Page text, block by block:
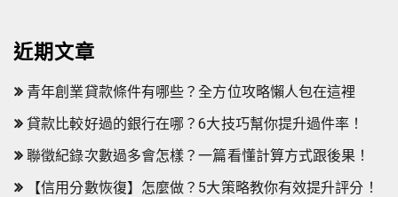
近期文章
青年創業貸款條件有哪些？全方位攻略懶人包在這裡
貸款比較好過的銀行在哪？6大技巧幫你提升過件率！
聯徵紀錄次數過多會怎樣？一篇看懂計算方式跟後果！
【信用分數恢復】怎麼做？5大策略教你有效提升評分！